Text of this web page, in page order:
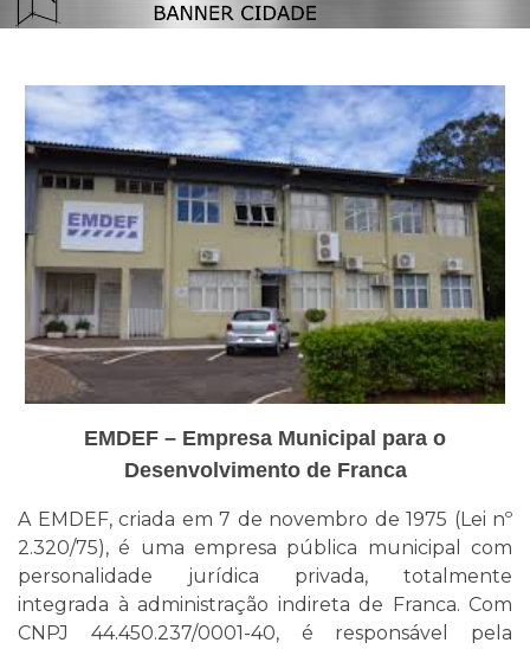
EMDEF – Empresa Municipal para o
Desenvolvimento de Franca
A EMDEF, criada em 7 de novembro de 1975 (Lei nº
2.320/75), é uma empresa pública municipal com
personalidade jurídica privada, totalmente
integrada à administração indireta de Franca. Com
CNPJ 44.450.237/0001-40, é responsável pela